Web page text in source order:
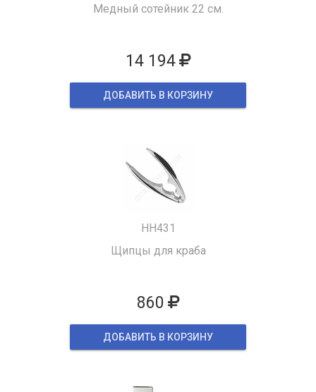
Медный сотейник 22 см.
14 194
ДОБАВИТЬ В КОРЗИНУ
HH431
Щипцы для краба
860
ДОБАВИТЬ В КОРЗИНУ